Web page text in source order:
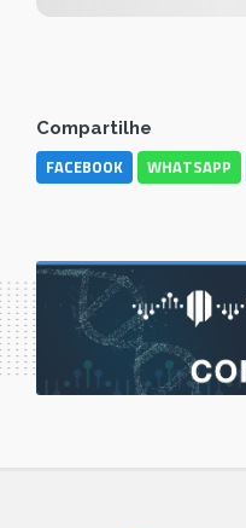
Compartilhe
FACEBOOK WHATSAPP